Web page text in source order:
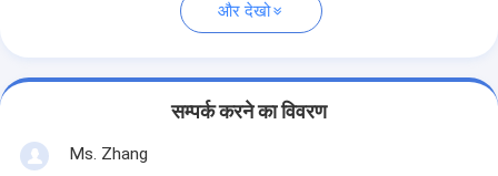
और देखो
सम्पर्क करने का विवरण
Ms. Zhang